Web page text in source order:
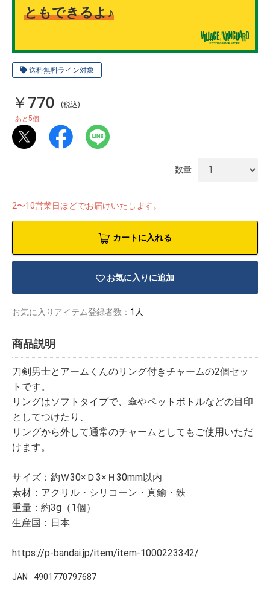
送料無料ライン対象
ともできるよ♪
￥770 (税込)
あと5個
数量
2〜10営業日ほどでお届けいたします。
カートに入れる
お気に入りに追加
お気に入りアイテム登録者数： 1人
商品説明
刀剣男士とアームくんのリング付きチャームの2個セッ
トです。
リングはソフトタイプで、傘やペットボトルなどの目印
としてつけたり、
リングから外して通常のチャームとしてもご使用いただ
けます。
サイズ：約Ｗ30×Ｄ3×Ｈ30mm以内
素材：アクリル・シリコーン・真鍮・鉄
重量：約3g（1個）
生産国：日本
https://p-bandai.jp/item/item-1000223342/
JAN 4901770797687
アダルトグ
ッズ